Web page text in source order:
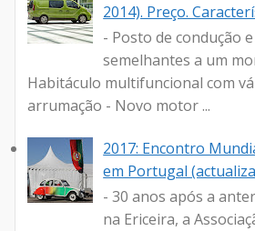
2014). Preço.
- Posto de condução
semelhantes a um
Habitáculo multifuncional com
arrumação - Novo motor ...
2017: Encontro
em Portugal
- 30 anos após a
na Ericeira, a